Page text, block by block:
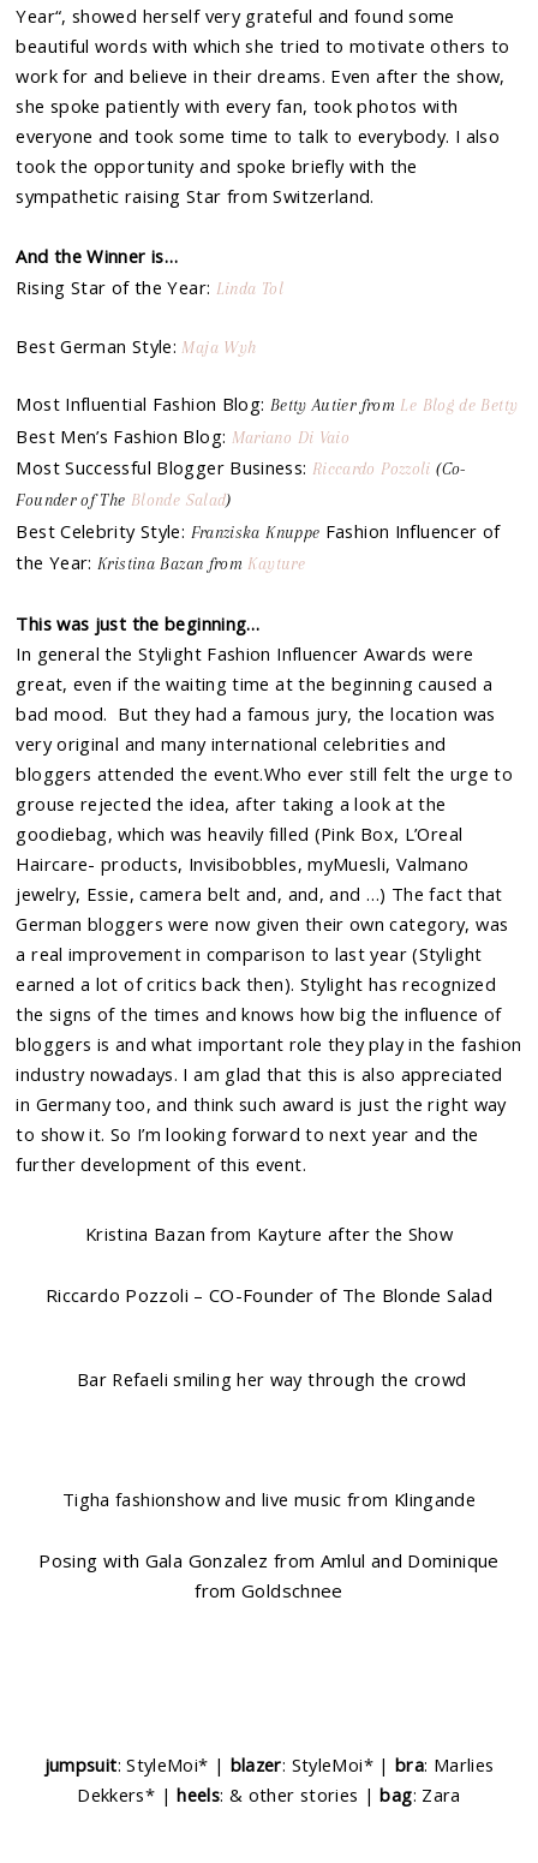
Year“, showed herself very grateful and found some
beautiful words with which she tried to motivate others to
work for and believe in their dreams. Even after the show,
she spoke patiently with every fan, took photos with
everyone and took some time to talk to everybody. I also
took the opportunity and spoke briefly with the
sympathetic raising Star from Switzerland.
And the Winner is…
Rising Star of the Year: Linda Tol
Best German Style:Maja Wyh
Most Influential Fashion Blog: Betty Autier from Le Blog de Betty
Best Men’s Fashion Blog: Mariano Di Vaio
Most Successful Blogger Business: Riccardo Pozzoli(Co-
Founder of The Blonde Salad)
Best Celebrity Style: Franziska Knuppe Fashion Influencer of
the Year: Kristina Bazan from Kayture
This was just the beginning…
In general the Stylight Fashion Influencer Awards were
great, even if the waiting time at the beginning caused a
bad mood. But they had a famous jury, the location was
very original and many international celebrities and
bloggers attended the event.Who ever still felt the urge to
grouse rejected the idea, after taking a look at the
goodiebag, which was heavily filled (Pink Box, L’Oreal
Haircare- products, Invisibobbles, myMuesli, Valmano
jewelry, Essie, camera belt and, and, and …) The fact that
German bloggers were now given their own category, was
a real improvement in comparison to last year (Stylight
earned a lot of critics back then). Stylight has recognized
the signs of the times and knows how big the influence of
bloggers is and what important role they play in the fashion
industry nowadays. I am glad that this is also appreciated
in Germany too, and think such award is just the right way
to show it. So I’m looking forward to next year and the
further development of this event.
Kristina Bazan from Kayture after the Show
Riccardo Pozzoli – CO-Founder of The Blonde Salad
Bar Refaeli smiling her way through the crowd
Tigha fashionshow and live music from Klingande
Posing with Gala Gonzalez from Amlul and Dominique
from Goldschnee
jumpsuit: StyleMoi* | blazer: StyleMoi* | bra: Marlies
Dekkers* | heels: & other stories | bag: Zara